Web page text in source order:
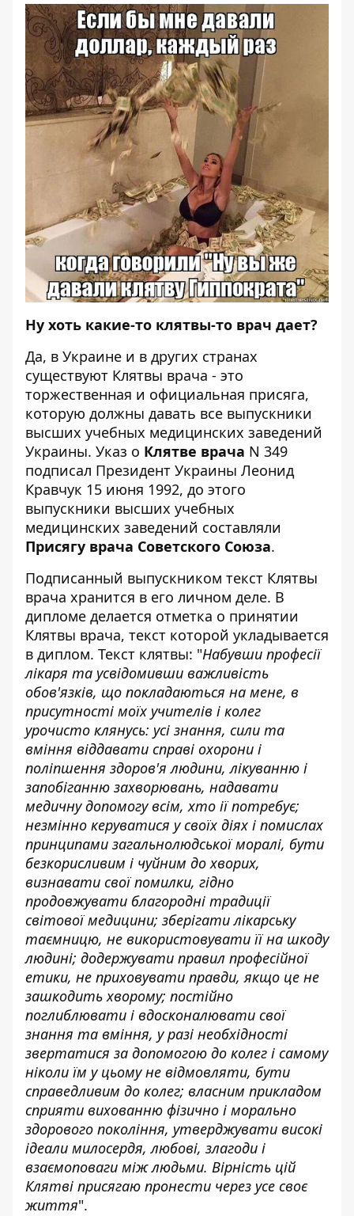
Ну хоть какие-то клятвы-то врач дает?
Да, в Украине и в других странах
существуют Клятвы врача - это
торжественная и официальная присяга,
которую должны давать все выпускники
высших учебных медицинских заведений
Украины. Указ о Клятве врача N 349
подписал Президент Украины Леонид
Кравчук 15 июня 1992, до этого
выпускники высших учебных
медицинских заведений составляли
Присягу врача Советского Союза.
Подписанный выпускником текст Клятвы
врача хранится в его личном деле. В
дипломе делается отметка о принятии
Клятвы врача, текст которой укладывается
в диплом. Текст клятвы: "Набувши професії
лікаря та усвідомивши важливість
обов'язків, що покладаються на мене, в
присутності моїх учителів і колег
урочисто клянусь: усі знання, сили та
вміння віддавати справі охорони і
поліпшення здоров'я людини, лікуванню і
запобіганню захворювань, надавати
медичну допомогу всім, хто ії потребує;
незмінно керуватися у своїх діях і помислах
принципами загальнолюдської моралі, бути
безкорисливим і чуйним до хворих,
визнавати свої помилки, гідно
продовжувати благородні традиції
світової медицини; зберігати лікарську
таємницю, не використовувати її на шкоду
людині; додержувати правил професійної
етики, не приховувати правди, якщо це не
зашкодить хворому; постійно
поглиблювати і вдосконалювати свої
знання та вміння, у разі необхідності
звертатися за допомогою до колег і самому
ніколи їм у цьому не відмовляти, бути
справедливим до колег; власним прикладом
сприяти вихованню фізично і морально
здорового покоління, утверджувати високі
ідеали милосердя, любові, злагоди і
взаємоповаги між людьми. Вірність цій
Клятві присягаю пронести через усе своє
життя".